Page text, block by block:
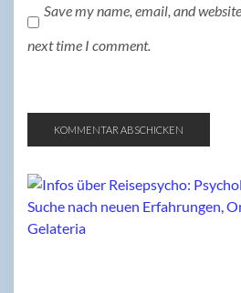
Save my name, email, and
next time I comment.